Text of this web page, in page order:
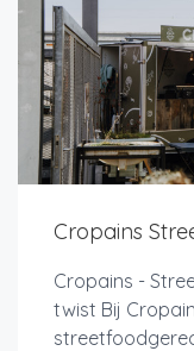
Cropains
Cropains -
twist Bij